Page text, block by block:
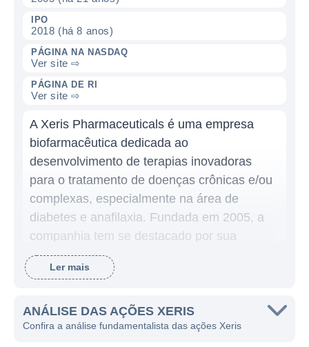
IPO
2018 (há 8 anos)
PÁGINA NA NASDAQ
Ver site ⇨
PÁGINA DE RI
Ver site ⇨
A Xeris Pharmaceuticals é uma empresa
biofarmacêutica dedicada ao
desenvolvimento de terapias inovadoras
para o tratamento de doenças crônicas e/ou
complexas, especialmente na área de
diabetes e anafilaxia. Fundada em 2005, a
companhia tem se destacado por sua
tecnologia de formulação, que permite a
administração de medicamentos em formas
tratamento e aumentam a eficácia dos
tratamentos.
Ler mais
ANÁLISE DAS AÇÕES XERIS
Confira a análise fundamentalista das ações Xeris